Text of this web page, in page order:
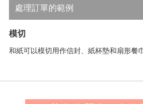
處理訂單的範例
模切
和紙可以模切用作信封、紙杯墊和扇形餐巾